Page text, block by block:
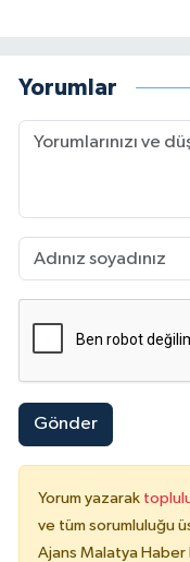
Yorumlar
Gönder
Yorum yazarak
ve tüm sorumluluğu
Ajans Malatya